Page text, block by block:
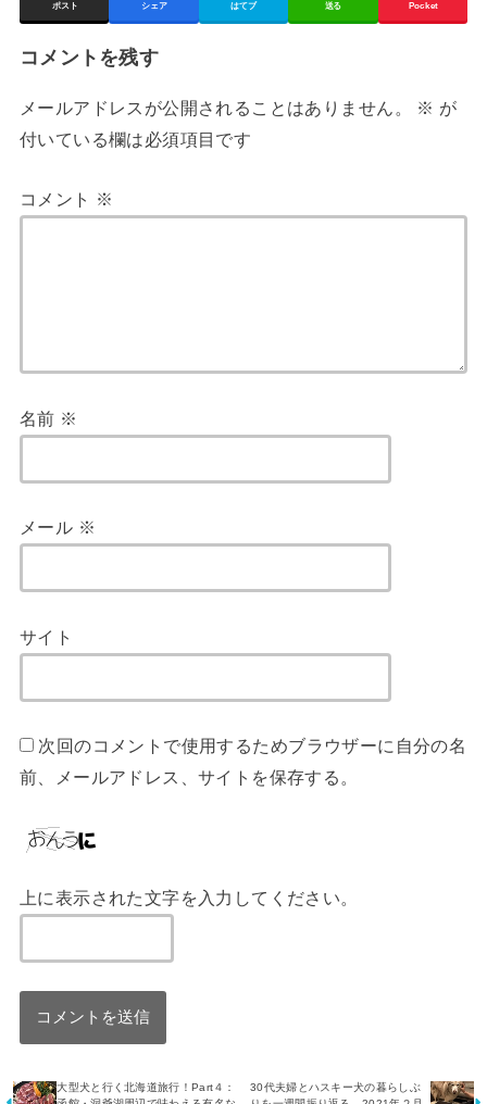
ポスト シェア はてブ 送る Pocket
コメントを残す
メールアドレスが公開されることはありません。 ※ が
付いている欄は必須項目です
コメント ※
名前 ※
メール ※
サイト
次回のコメントで使用するためブラウザーに自分の名
前、メールアドレス、サイトを保存する。
上に表示された文字を入力してください。
大型犬と行く北海道旅行！Part４：
30代夫婦とハスキー犬の暮らしぶ